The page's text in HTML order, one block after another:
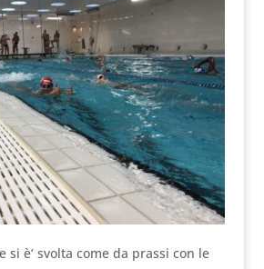
si è’ svolta come da prassi con le